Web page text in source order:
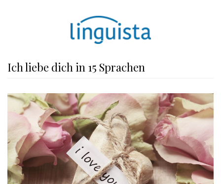
Ich liebe dich in 15 Sprachen